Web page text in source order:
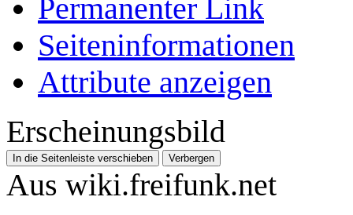
Permanenter Link
Seiten­­informationen
Attribute anzeigen
Erscheinungsbild
In die Seitenleiste verschieben Verbergen
Aus wiki.freifunk.net